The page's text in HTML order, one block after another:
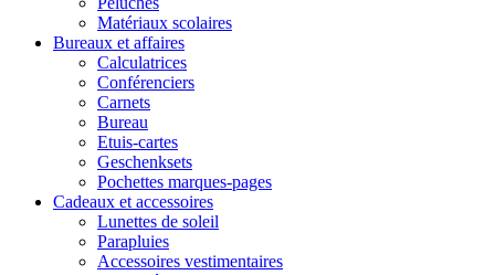
Matériaux scolaires
Bureaux et affaires
Calculatrices
Conférenciers
Carnets
Bureau
Etuis-cartes
Geschenksets
Pochettes marques-pages
Cadeaux et accessoires
Lunettes de soleil
Parapluies
Accessoires vestimentaires